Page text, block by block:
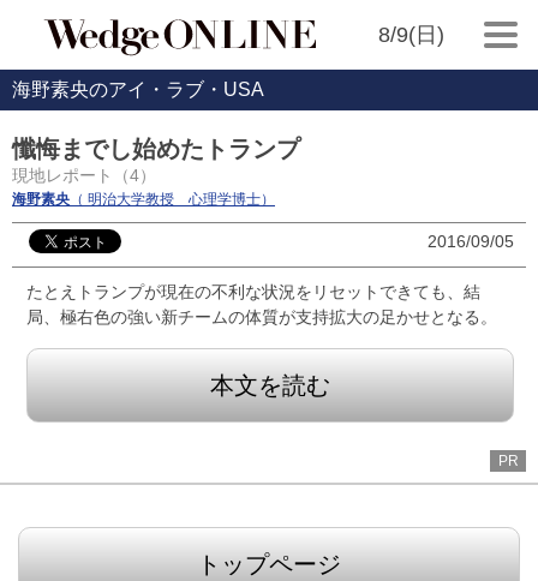
8/9(日)
海野素央のアイ・ラブ・USA
懺悔までし始めたトランプ
現地レポート（4）
海野素央 （ 明治大学教授 心理学博士）
2016/09/05
たとえトランプが現在の不利な状況をリセットできても、結
局、極右色の強い新チームの体質が支持拡大の足かせとなる。
本文を読む
PR
トップページ